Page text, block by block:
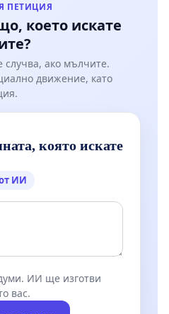
ПЕТИЦИЯ
което искате
случва, ако мълчите.
движение, като
която искате
ИИ
ИИ ще изготви
вас.